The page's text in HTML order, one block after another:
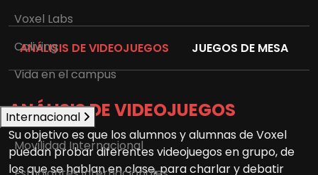
Voxel Labs
Coliving
Vida en el campus
Internacional
Movilidad Internacional
ANÁLISIS DE VIDEOJUEGOS JUEGOS DE MESA
ANÁLISIS DE VIDEOJUEGOS
Su objetivo es que los alumnos y alumnas de Voxel
puedan probar diferentes videojuegos en grupo, de
los que se hablan en clase, para charlar y debatir